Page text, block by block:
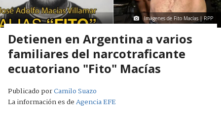
Imágenes de Fito Macías | RPP
Detienen en Argentina a varios
familiares del narcotraficante
ecuatoriano "Fito" Macías
Publicado porCamilo Suazo
La información es deAgencia EFE